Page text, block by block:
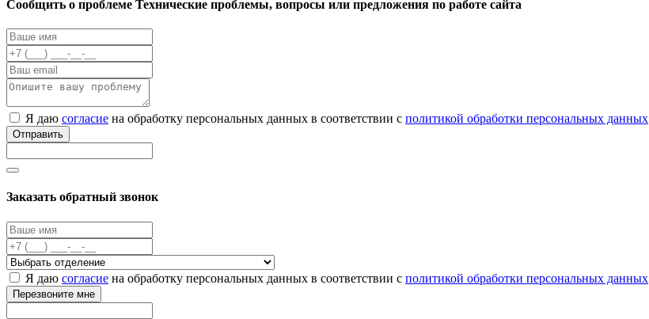
Cообщить о проблеме Технические проблемы, вопросы или предложения по работе сайта
Я даю согласие на обработку персональных данных в соответствии с политикой обработки персональных данных
Отправить
Заказать обратный звонок
Я даю согласие на обработку персональных данных в соответствии с политикой обработки персональных данных
Перезвоните мне